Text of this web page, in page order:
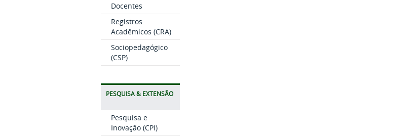
Docentes
Registros
Acadêmicos (CRA)
Sociopedagógico
(CSP)
PESQUISA & EXTENSÃO
Pesquisa e
Inovação (CPI)